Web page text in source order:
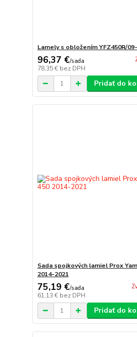
Lamely s obložením YFZ450R/
96,37 €/sada
78,35 € bez DPH
Pridať do
Sada spojkových lamiel Prox
2014-2021
75,19 €/sada
61,13 € bez DPH
Pridať do